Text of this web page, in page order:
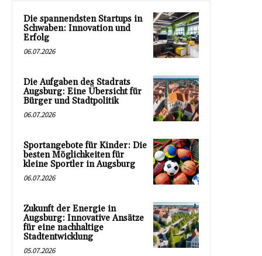
Die spannendsten Startups in
Schwaben: Innovation und
Erfolg
06.07.2026
Die Aufgaben des Stadrats
Augsburg: Eine Übersicht für
Bürger und Stadtpolitik
06.07.2026
Sportangebote für Kinder: Die
besten Möglichkeiten für
kleine Sportler in Augsburg
06.07.2026
Zukunft der Energie in
Augsburg: Innovative Ansätze
für eine nachhaltige
Stadtentwicklung
05.07.2026